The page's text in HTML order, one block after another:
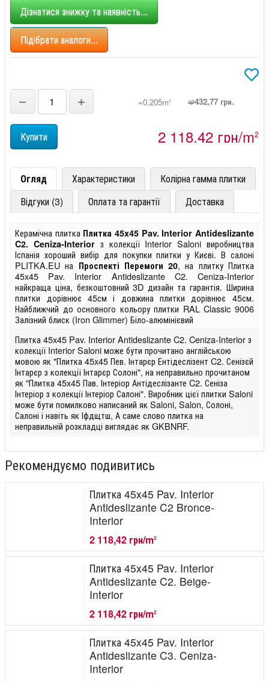
Дізнатися знижку та наявність...
Підібрати аналоги...
− + =0.205m2 ➫432,77 грн.
2 118,42 грн/m2
Огляд Характеристики
Колірна гамма плитки
Відгуки (3)
Оплата та гарантії Доставка
Керамічна плитка Плитка 45x45 Pav. Interior Antideslizante
C2. Ceniza-Interiorз колекції Interior Saloni виробництва
Іспанія хороший вибір для покупки плитки у Києві. В салоні
PLITKA.EU на Проспекті Перемоги 20, на плитку Плитка
45x45 Pav. Interior Antideslizante C2. Ceniza-Interior
найкраща ціна, безкоштовний 3D дизайн та гарантія. Ширина
плитки дорівнює 45см і довжина плитки дорівнює 45см.
Найближчий до основного кольору плитки RAL Classic 9006
Залізний блиск (Iron Glimmer) Біло-алюмінієвий
Плитка 45x45 Pav. Interior Antideslizante C2. Ceniza-Interior з
колекції Interior Saloni може бути прочитано англійською
мовою як "Плитка 45x45 Пев. Інтарєр Ентідеслізент C2. Сенізєй
Інтарєр з колекції Інтарєр Солоні", на неправильно прочитаном
як "Плитка 45x45 Пав. Інтеріор Антідеслізанте C2. Сеніза
Інтеріор з колекції Інтеріор Салоні". Виробник цієї плитки Saloni
може бути помилково написаний як Saloni, Salon, Солоні,
Салоні і навіть як Іфдщтш, А саме слово плитка на
неправильній розкладці виглядає як GKBNRF.
Рекомендуємо подивитись
Плитка 45x45 Pav. Interior
Antideslizante C2 Bronce-
Interior
2 118,42 грн/m2
Плитка 45x45 Pav. Interior
Antideslizante C2. Beige-
Interior
2 118,42 грн/m2
Плитка 45x45 Pav. Interior
Antideslizante C3. Ceniza-
Interior